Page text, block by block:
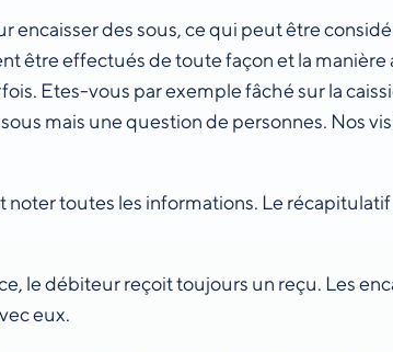
encaisser des sous, ce qui peut être
être effectués de toute façon et la
Etes-vous par exemple fâché sur la
mais une question de personnes. Nos
noter toutes les informations. Le
le débiteur reçoit toujours un reçu. Les
eux.